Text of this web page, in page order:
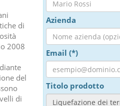
di
2008
del
di
Azienda
Email (*)
Titolo prodotto